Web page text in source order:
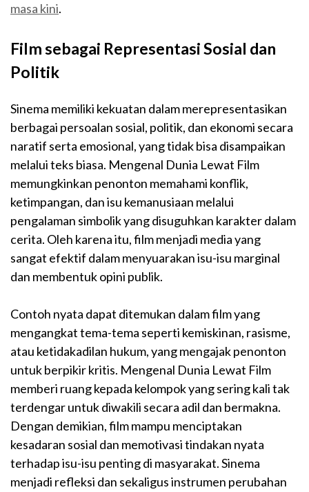
masa kini.
Film sebagai Representasi Sosial dan
Politik
Sinema memiliki kekuatan dalam merepresentasikan
berbagai persoalan sosial, politik, dan ekonomi secara
naratif serta emosional, yang tidak bisa disampaikan
melalui teks biasa. Mengenal Dunia Lewat Film
memungkinkan penonton memahami konflik,
ketimpangan, dan isu kemanusiaan melalui
pengalaman simbolik yang disuguhkan karakter dalam
cerita. Oleh karena itu, film menjadi media yang
sangat efektif dalam menyuarakan isu-isu marginal
dan membentuk opini publik.
Contoh nyata dapat ditemukan dalam film yang
mengangkat tema-tema seperti kemiskinan, rasisme,
atau ketidakadilan hukum, yang mengajak penonton
untuk berpikir kritis. Mengenal Dunia Lewat Film
memberi ruang kepada kelompok yang sering kali tak
terdengar untuk diwakili secara adil dan bermakna.
Dengan demikian, film mampu menciptakan
kesadaran sosial dan memotivasi tindakan nyata
terhadap isu-isu penting di masyarakat. Sinema
menjadi refleksi dan sekaligus instrumen perubahan